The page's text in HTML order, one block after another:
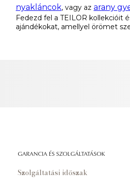
nyakláncok, vagy az arany
Fedezd fel a TEILOR kollekcióit
ajándékokat, amellyel örömet
GARANCIA ÉS SZOLGÁLTATÁSOK
Szolgáltatási időszak